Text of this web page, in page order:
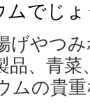
ムでじ
やつみ
品、青
ムの貴重